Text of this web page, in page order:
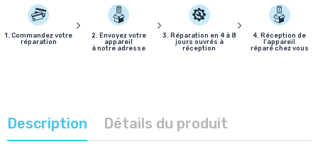
1. Commandez votre
réparation
2. Envoyez votre
appareil
à notre adresse
3. Réparation en 4 à 8
jours ouvrés à
réception
4. Réception de
l'appareil
réparé chez vous
Description Détails du produit